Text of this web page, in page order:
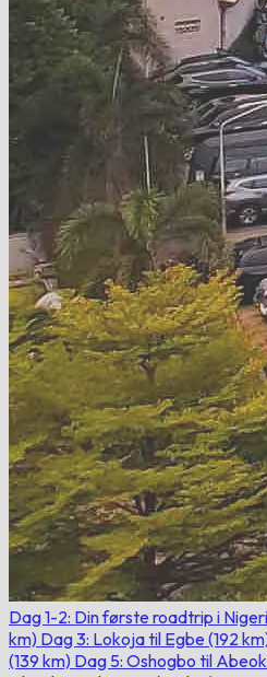
Dag 1-2: Din første roadtrip i
km) Dag 3: Lokoja til Egbe (192
(139 km) Dag 5: Oshogbo til